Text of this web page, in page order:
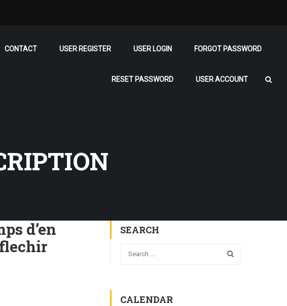
CONTACT USER REGISTER USER LOGIN FORGOT PASSWORD
RESET PASSWORD USER ACCOUNT
d’en
SEARCH
CALENDAR